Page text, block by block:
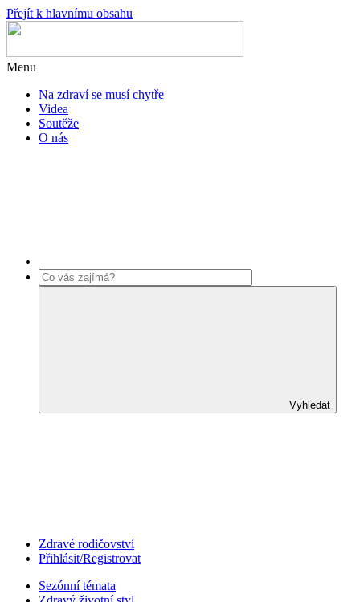
Přejít k hlavnímu obsahu
Menu
Na zdraví se musí chytře
Videa
Soutěže
O nás
Vyhledat
Zdravé rodičovství
Přihlásit/Registrovat
Sezónní témata